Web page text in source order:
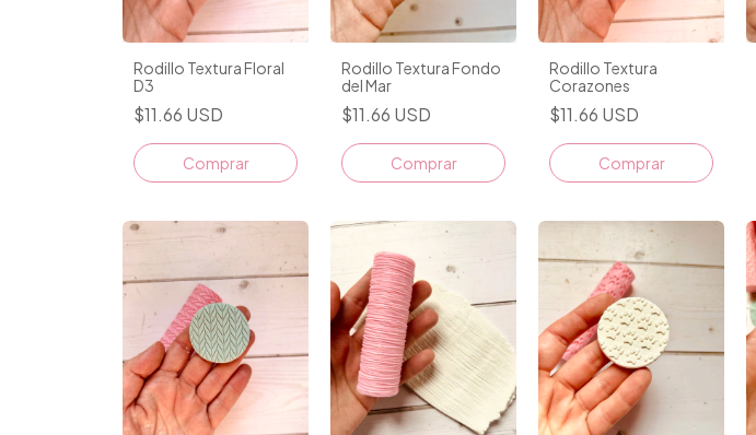
Rodillo Textura Floral
D3
$11.66 USD
Rodillo Textura Fondo
del Mar
$11.66 USD
Rodillo Textura
Corazones
$11.66 USD